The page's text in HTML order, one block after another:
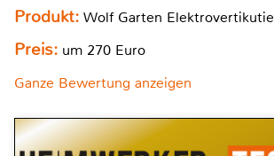
Produkt: Wolf Garten
Preis: um 270 Euro
Ganze Bewertung anzeigen